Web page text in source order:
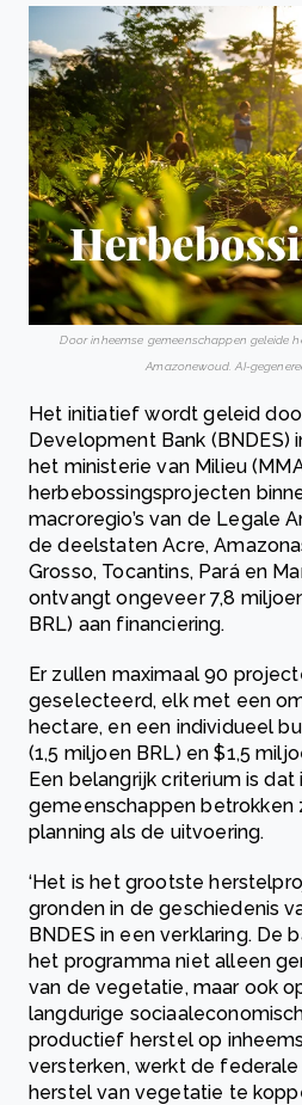
Door inheemse gemeenschappen geleide
Amazonewoud. AI-
Het initiatief wordt geleid
Development Bank (BNDES)
het ministerie van Milieu
herbebossingsprojecten
macroregio’s van de Legale
de deelstaten Acre,
Grosso, Tocantins, Pará en
ontvangt ongeveer 7,8
BRL) aan financiering.
Er zullen maximaal 90
geselecteerd, elk met een
hectare, en een individueel
(1,5 miljoen BRL) en $1,5
Een belangrijk criterium is dat
gemeenschappen betrokken
planning als de uitvoering.
‘Het is het grootste
gronden in de geschiedenis
BNDES in een verklaring. De
het programma niet alleen
van de vegetatie, maar ook
langdurige
productief herstel op
versterken, werkt de
herstel van vegetatie te